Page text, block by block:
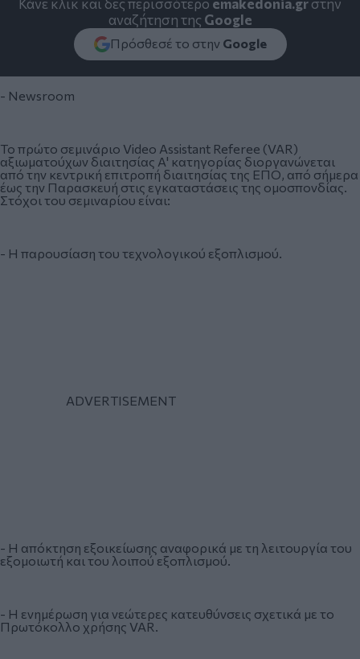
Κάνε κλικ και δες περισσότερο emakedonia.grστην
αναζήτηση της Google
Πρόσθεσέ το στην Google
- Newsroom
Το πρώτο σεμινάριο Video Assistant Referee (VAR)
αξιωματούχων διαιτησίας Α' κατηγορίας διοργανώνεται
από την κεντρική επιτροπή διαιτησίας της ΕΠΟ, από σήμερα
έως την Παρασκευή στις εγκαταστάσεις της ομοσπονδίας.
Στόχοι του σεμιναρίου είναι:
- Η παρουσίαση του τεχνολογικού εξοπλισμού.
- Η απόκτηση εξοικείωσης αναφορικά με τη λειτουργία του
εξομοιωτή και του λοιπού εξοπλισμού.
- Η ενημέρωση για νεώτερες κατευθύνσεις σχετικά με το
Πρωτόκολλο χρήσης VAR.